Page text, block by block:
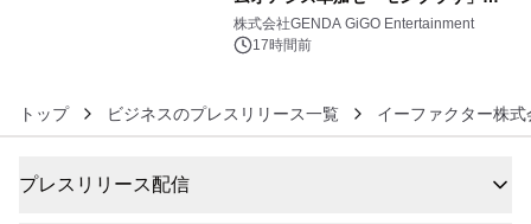
2026年8月7日(金)10時グランドオープ
ン
株式会社GENDA GiGO Entertainment
17時間前
トップ ビジネスのプレスリリース一覧 イーファクター株式
プレスリリース配信